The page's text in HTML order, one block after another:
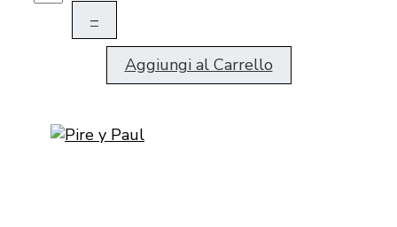
–
Aggiungi al Carrello